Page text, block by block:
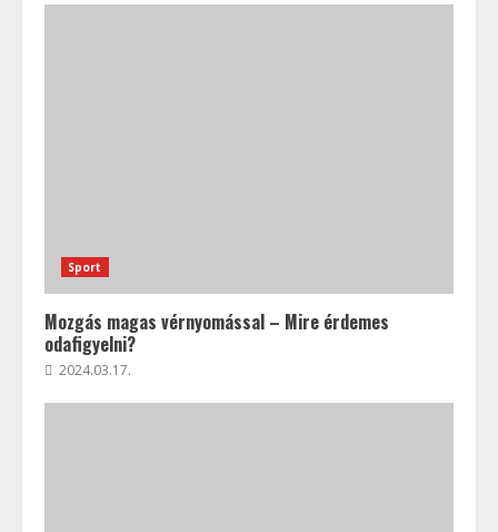
Sport
Mozgás magas vérnyomással – Mire érdemes
odafigyelni?
2024.03.17.